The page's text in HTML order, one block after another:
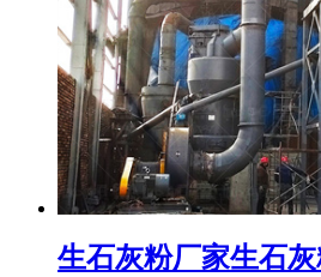
生石灰粉厂家生石灰